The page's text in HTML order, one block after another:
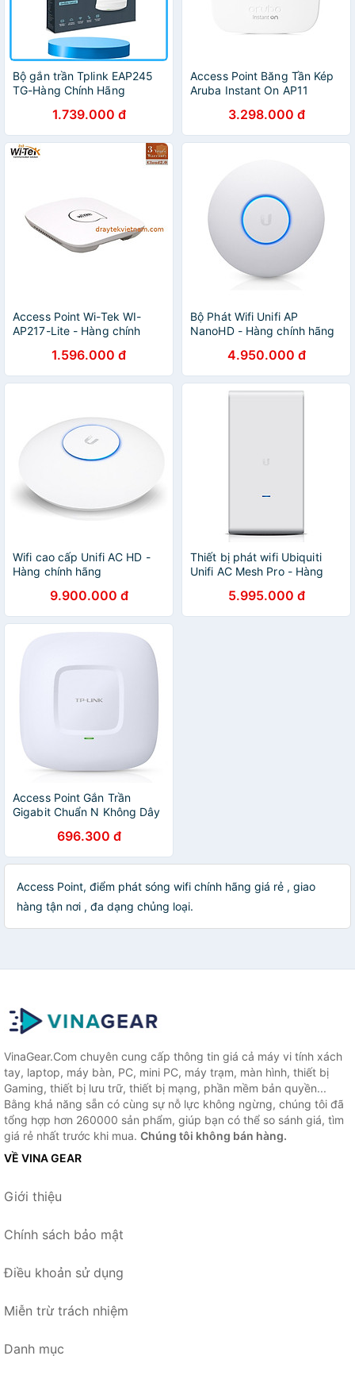
Bộ gắn trần Tplink EAP245
TG-Hàng Chính Hãng
1.739.000 đ
Access Point Băng Tần Kép
Aruba Instant On AP11
MU-MIMO - Hàng Chính
Hãng
3.298.000 đ
Access Point Wi-Tek WI-
AP217-Lite - Hàng chính
1.596.000 đ
Bộ Phát Wifi Unifi AP
NanoHD - Hàng chính hãng
4.950.000 đ
Wifi cao cấp Unifi AC HD -
Hàng chính hãng
9.900.000 đ
Thiết bị phát wifi Ubiquiti
Unifi AC Mesh Pro - Hàng
5.995.000 đ
Access Point Gắn Trần
Gigabit Chuẩn N Không Dây
EAP110 - Hàng chính hãng
696.300 đ
Access Point, điểm phát sóng wifi chính hãng giá rẻ , giao
hàng tận nơi , đa dạng chủng loại.
VinaGear.Com chuyên cung cấp thông tin giá cả máy vi tính xách
tay, laptop, máy bàn, PC, mini PC, máy trạm, màn hình, thiết bị
Gaming, thiết bị lưu trữ, thiết bị mạng, phần mềm bản quyền...
Bằng khả năng sẵn có cùng sự nỗ lực không ngừng, chúng tôi đã
tổng hợp hơn 260000 sản phẩm, giúp bạn có thể so sánh giá, tìm
giá rẻ nhất trước khi mua. Chúng tôi không bán hàng.
VỀ VINA GEAR
Giới thiệu
Chính sách bảo mật
Điều khoản sử dụng
Miễn trừ trách nhiệm
Danh mục